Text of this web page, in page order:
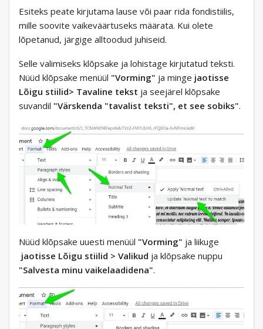
Esiteks peate kirjutama lause või paar rida fondistiilis,
mille soovite vaikeväärtuseks määrata. Kui olete
lõpetanud, järgige alltoodud juhiseid.
Selle valimiseks klõpsake ja lohistage kirjutatud teksti.
Nüüd klõpsake menüül "Vorming" ja minge jaotisse
Lõigu stiilid> Tavaline tekst ja seejärel klõpsake
suvandil "Värskenda "tavalist teksti", et see sobiks".
Nüüd klõpsake uuesti menüül "Vorming" ja liikuge
jaotisse Lõigu stiilid > Valikud ja klõpsake nuppu
"Salvesta minu vaikelaadidena".